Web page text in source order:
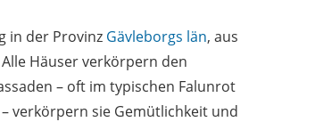
in der Provinz Gävleborgs län, aus
Häuser verkörpern den
– oft im typischen Falunrot
verkörpern sie Gemütlichkeit und